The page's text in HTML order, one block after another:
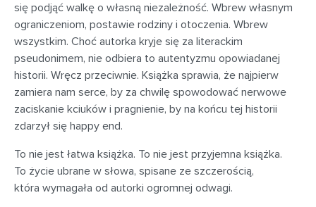
się podjąć walkę o własną niezależność. Wbrew własnym
ograniczeniom, postawie rodziny i otoczenia. Wbrew
wszystkim. Choć autorka kryje się za literackim
pseudonimem, nie odbiera to autentyzmu opowiadanej
historii. Wręcz przeciwnie. Książka sprawia, że najpierw
zamiera nam serce, by za chwilę spowodować nerwowe
zaciskanie kciuków i pragnienie, by na końcu tej historii
zdarzył się happy end.
To nie jest łatwa książka. To nie jest przyjemna książka.
To życie ubrane w słowa, spisane ze szczerością,
która wymagała od autorki ogromnej odwagi.